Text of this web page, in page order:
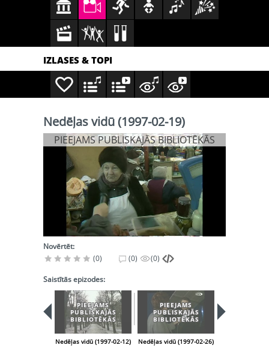
IZLASES & TOPI
Nedēļas vidū (1997-02-19)
PIEEJAMS PUBLISKAJĀS BIBLIOTĒKĀS
Novērtēt:
(0)
(0) (0)
Saistītās epizodes:
PIEEJAMS
PUBLISKAJĀS
BIBLIOTĒKĀS
Nedēļas vidū (1997-02-12)
PIEEJAMS
PUBLISKAJĀS
BIBLIOTĒKĀS
Nedēļas vidū (1997-02-26)